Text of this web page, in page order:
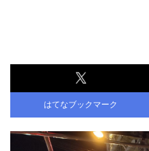
はてなブックマーク